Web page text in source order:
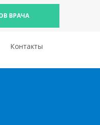
ВРАЧА
Контакты